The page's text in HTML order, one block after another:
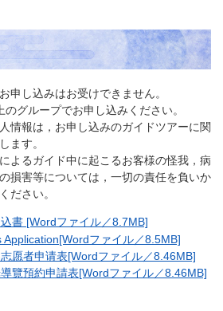
申し込みはお受けできません。
グループでお申し込みください。
情報は，お申し込みのガイドツアーに関
ます。
よるガイド中に起こるお客様の怪我，病
損害等については，一切の責任を負いか
ださい。
書 [Wordファイル／8.7MB]
Application[Wordファイル／8.5MB]
愿者申请表[Wordファイル／8.46MB]
覽預約申請表[Wordファイル／8.46MB]